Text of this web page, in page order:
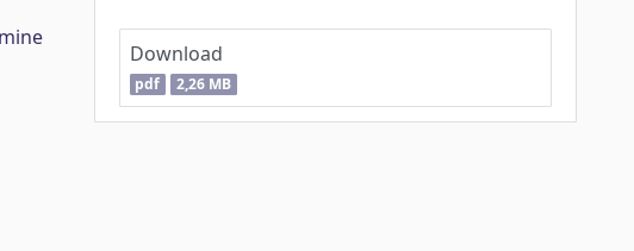
Download
pdf 2,26 MB